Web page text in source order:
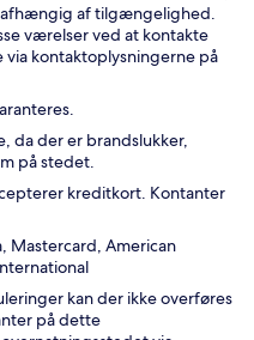
af tilgængelighed.
værelser ved at kontakte
kontaktoplysningerne på
da der er brandslukker,
på stedet.
kreditkort. Kontanter
Mastercard, American
kan der ikke overføres
på dette